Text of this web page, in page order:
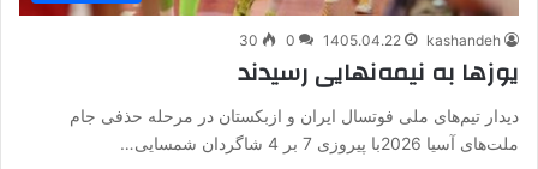
kashandeh
1405.04.22
0
30
یوزها به نیمه‌نهایی رسیدند
دیدار تیم‌های ملی فوتسال ایران و ازبکستان در مرحله حذفی جام
ملت‌های آسیا 2026با پیروزی 7 بر 4 شاگردان شمسایی…